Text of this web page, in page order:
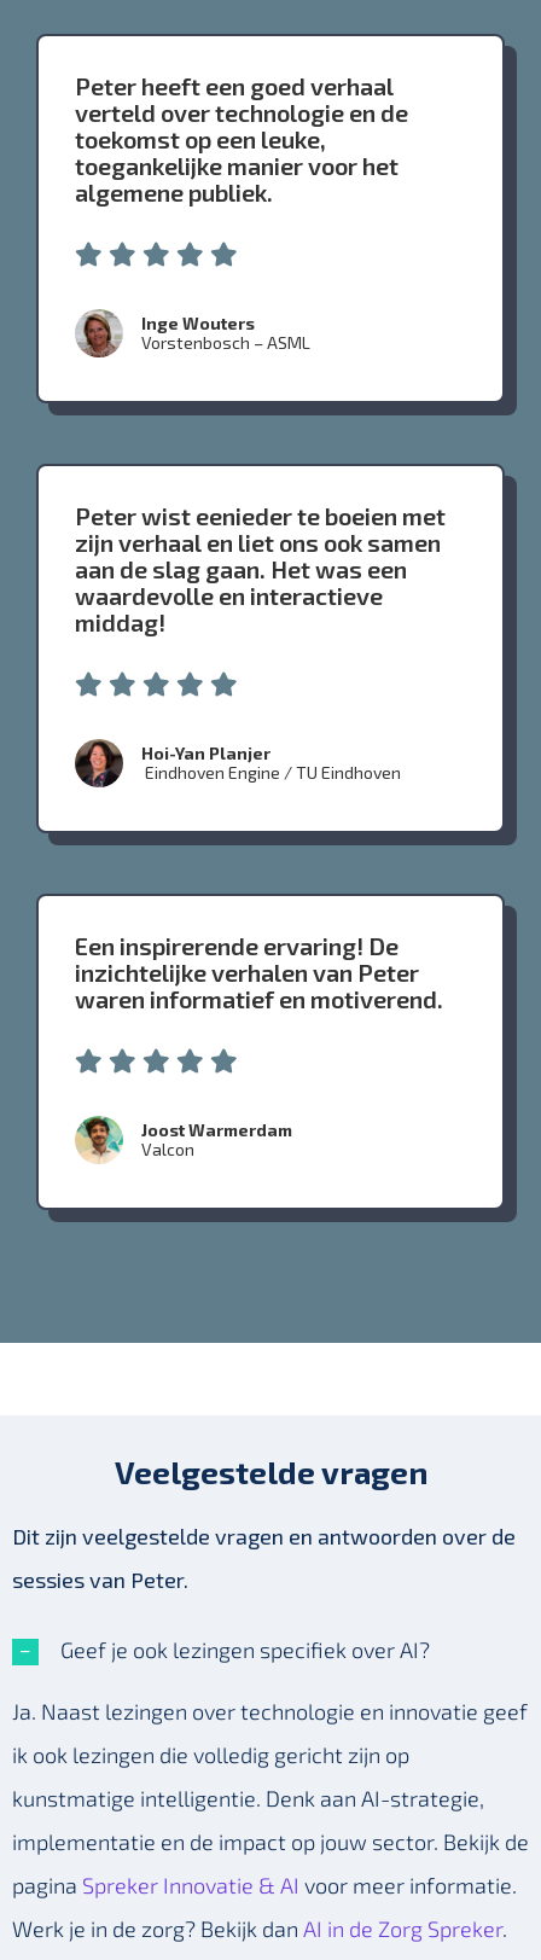
Peter heeft een goed verhaal
verteld over technologie en de
toekomst op een leuke,
toegankelijke manier voor het
algemene publiek.
Inge Wouters
Vorstenbosch – ASML
Peter wist eenieder te boeien met
zijn verhaal en liet ons ook samen
aan de slag gaan. Het was een
waardevolle en interactieve
middag!
Hoi-Yan Planjer
Eindhoven Engine / TU Eindhoven
Een inspirerende ervaring! De
inzichtelijke verhalen van Peter
waren informatief en motiverend.
Joost Warmerdam
Valcon
Veelgestelde vragen
Dit zijn veelgestelde vragen en antwoorden over de
sessies van Peter.
Geef je ook lezingen specifiek over AI?
Ja. Naast lezingen over technologie en innovatie geef
ik ook lezingen die volledig gericht zijn op
kunstmatige intelligentie. Denk aan AI-strategie,
implementatie en de impact op jouw sector. Bekijk de
pagina Spreker Innovatie & AI voor meer informatie.
Werk je in de zorg? Bekijk dan AI in de Zorg Spreker.